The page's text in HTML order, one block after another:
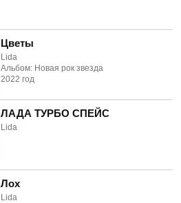
Цветы
Lida
Альбом: Новая рок звезда
2022 год
ЛАДА ТУРБО СПЕЙС
Lida
Лох
Lida